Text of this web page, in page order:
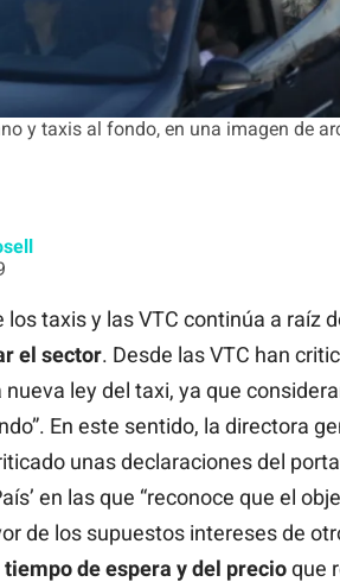
y taxis al fondo, en una imagen de
taxis y las VTC continúa a raíz
el sector. Desde las VTC han
ley del taxi, ya que
En este sentido, la directora
unas declaraciones del
en las que “reconoce que el
de los supuestos intereses de
de espera y del precioque